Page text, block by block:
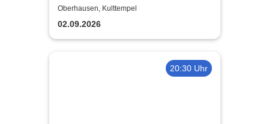
Oberhausen, Kulttempel
02.09.2026
20:30 Uhr